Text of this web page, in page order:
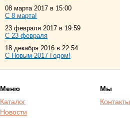
08 марта 2017 в 15:00
С 8 марта!
23 февраля 2017 в 19:59
С 23 февраля
18 декабря 2016 в 22:54
С Новым 2017 Годом!
Меню
Каталог
Новости
Мы
Контакты